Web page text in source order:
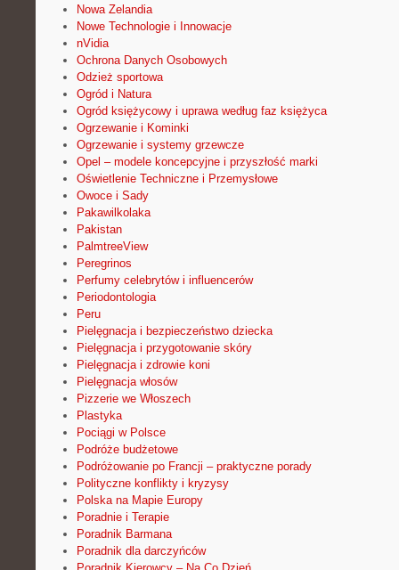
Nowa Zelandia
Nowe Technologie i Innowacje
nVidia
Ochrona Danych Osobowych
Odzież sportowa
Ogród i Natura
Ogród księżycowy i uprawa według faz księżyca
Ogrzewanie i Kominki
Ogrzewanie i systemy grzewcze
Opel – modele koncepcyjne i przyszłość marki
Oświetlenie Techniczne i Przemysłowe
Owoce i Sady
Pakawilkolaka
Pakistan
PalmtreeView
Peregrinos
Perfumy celebrytów i influencerów
Periodontologia
Peru
Pielęgnacja i bezpieczeństwo dziecka
Pielęgnacja i przygotowanie skóry
Pielęgnacja i zdrowie koni
Pielęgnacja włosów
Pizzerie we Włoszech
Plastyka
Pociągi w Polsce
Podróże budżetowe
Podróżowanie po Francji – praktyczne porady
Polityczne konflikty i kryzysy
Polska na Mapie Europy
Poradnie i Terapie
Poradnik Barmana
Poradnik dla darczyńców